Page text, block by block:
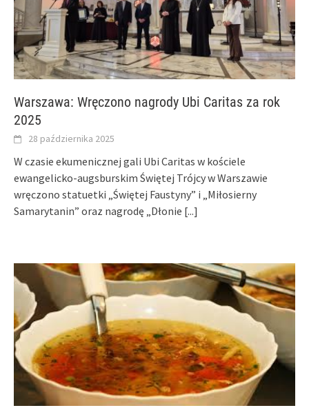
Warszawa: Wręczono nagrody Ubi Caritas za rok
2025
28 października 2025
W czasie ekumenicznej gali Ubi Caritas w kościele
ewangelicko-augsburskim Świętej Trójcy w Warszawie
wręczono statuetki „Świętej Faustyny” i „Miłosierny
Samarytanin” oraz nagrodę „Dłonie [...]